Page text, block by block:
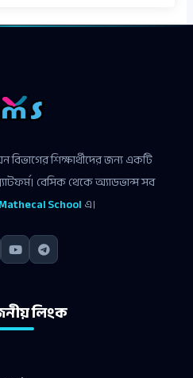
বিভাগের শিক্ষার্থীদের জন্য একটি
বেসিক থেকে অ্যাডভান্স সব
Schoolএ।
লিংক